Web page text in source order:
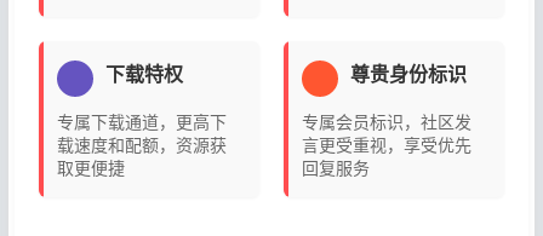
下载特权
专属下载通道，更高下
载速度和配额，资源获
取更便捷
尊贵身份标识
专属会员标识，社区发
言更受重视，享受优先
回复服务